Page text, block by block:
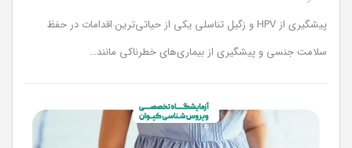
پیشگیری از HPV و زگیل تناسلی یکی از حیاتی‌ترین اقدامات در حفظ
سلامت جنسی و پیشگیری از بیماری‌های خطرناکی مانند…